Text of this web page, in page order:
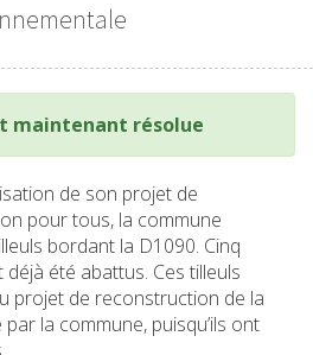
maintenant résolue
de son projet de
pour tous, la commune
bordant la D1090. Cinq
déjà été abattus. Ces tilleuls
projet de reconstruction de la
la commune, puisqu’ils ont